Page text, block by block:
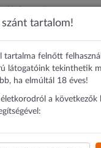
tartalom!
tartalma felnőtt
látogatóink tekinthetik
ha elmúltál 18 éves!
a következők